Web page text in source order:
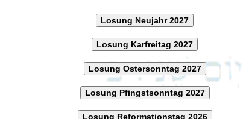
Losung Neujahr 2027
Losung Karfreitag 2027
Losung Ostersonntag 2027
Losung Pfingstsonntag 2027
Losung Reformationstag 2026